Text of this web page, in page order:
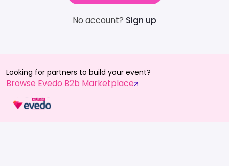
No account? Sign up
Looking for partners to build your event?
Browse Evedo B2b Marketplace